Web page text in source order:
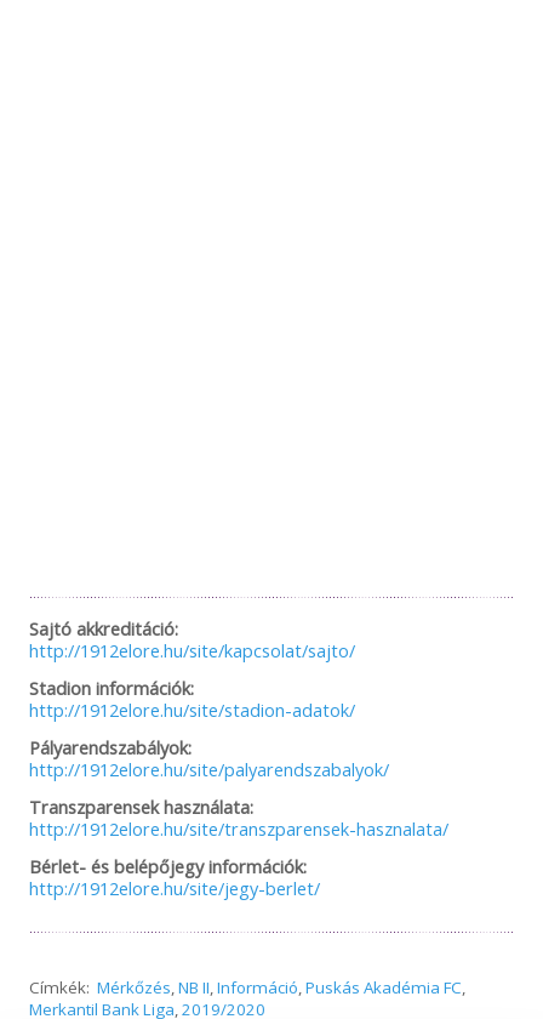
Sajtó akkreditáció:
http://1912elore.hu/site/kapcsolat/sajto/
Stadion információk:
http://1912elore.hu/site/stadion-adatok/
Pályarendszabályok:
http://1912elore.hu/site/palyarendszabalyok/
Transzparensek használata:
http://1912elore.hu/site/transzparensek-hasznalata/
Bérlet- és belépőjegy információk:
http://1912elore.hu/site/jegy-berlet/
Címkék: Mérkőzés,NB II,Információ,Puskás Akadémia FC,
Merkantil Bank Liga,2019/2020